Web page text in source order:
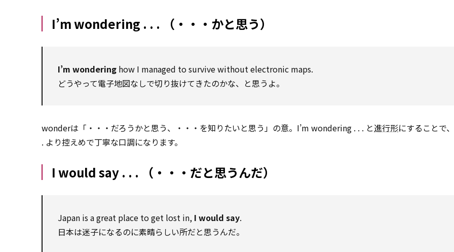
I’m wondering . . . （・・・かと思う）
I’m wondering how I managed to survive without electronic maps.
どうやって電子地図なしで切り抜けてきたのかな、と思うよ。
wonderは「・・・だろうかと思う、・・・を知りたいと思う」の意。I’m wondering . . . と進行形にすることで
. より控えめで丁寧な口調になります。
I would say . . . （・・・だと思うんだ）
Japan is a great place to get lost in, I would say.
日本は迷子になるのに素晴らしい所だと思うんだ。